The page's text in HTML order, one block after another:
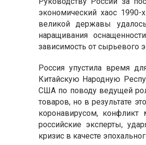
экономический хаос
великой державы
наращивания
зависимость от сырьевого
Россия упустила время
Китайскую Народную
США по поводу ведущей
товаров, но в результате
коронавирусом,
российские эксперты,
кризис в качесте